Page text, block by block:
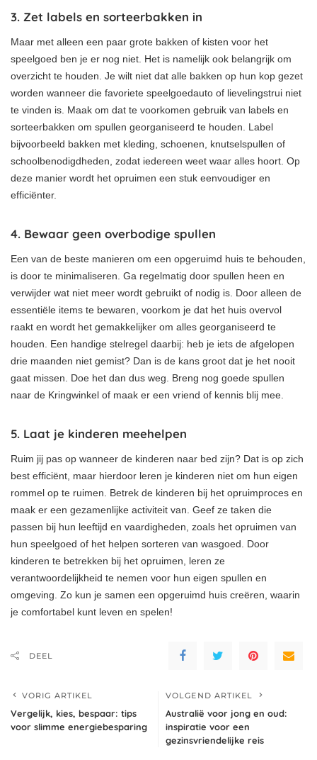
3. Zet labels en sorteerbakken in
Maar met alleen een paar grote bakken of kisten voor het
speelgoed ben je er nog niet. Het is namelijk ook belangrijk om
overzicht te houden. Je wilt niet dat alle bakken op hun kop gezet
worden wanneer die favoriete speelgoedauto of lievelingstrui niet
te vinden is. Maak om dat te voorkomen gebruik van labels en
sorteerbakken om spullen georganiseerd te houden. Label
bijvoorbeeld bakken met kleding, schoenen, knutselspullen of
schoolbenodigdheden, zodat iedereen weet waar alles hoort. Op
deze manier wordt het opruimen een stuk eenvoudiger en
efficiënter.
4. Bewaar geen overbodige spullen
Een van de beste manieren om een opgeruimd huis te behouden,
is door te minimaliseren. Ga regelmatig door spullen heen en
verwijder wat niet meer wordt gebruikt of nodig is. Door alleen de
essentiële items te bewaren, voorkom je dat het huis overvol
raakt en wordt het gemakkelijker om alles georganiseerd te
houden. Een handige stelregel daarbij: heb je iets de afgelopen
drie maanden niet gemist? Dan is de kans groot dat je het nooit
gaat missen. Doe het dan dus weg. Breng nog goede spullen
naar de Kringwinkel of maak er een vriend of kennis blij mee.
5. Laat je kinderen meehelpen
Ruim jij pas op wanneer de kinderen naar bed zijn? Dat is op zich
best efficiënt, maar hierdoor leren je kinderen niet om hun eigen
rommel op te ruimen. Betrek de kinderen bij het opruimproces en
maak er een gezamenlijke activiteit van. Geef ze taken die
passen bij hun leeftijd en vaardigheden, zoals het opruimen van
hun speelgoed of het helpen sorteren van wasgoed. Door
kinderen te betrekken bij het opruimen, leren ze
verantwoordelijkheid te nemen voor hun eigen spullen en
omgeving. Zo kun je samen een opgeruimd huis creëren, waarin
je comfortabel kunt leven en spelen!
DEEL
VORIG ARTIKEL
Vergelijk, kies, bespaar: tips
voor slimme energiebesparing
VOLGEND ARTIKEL
Australië voor jong en oud:
inspiratie voor een
gezinsvriendelijke reis